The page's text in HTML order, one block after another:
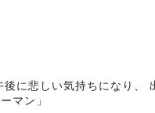
に悲しい気持ちになり、
マン」